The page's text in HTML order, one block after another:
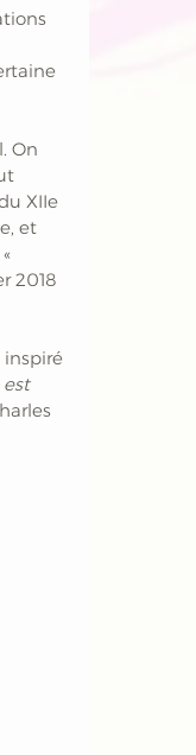
On
XIIe
et
2018
inspiré
est